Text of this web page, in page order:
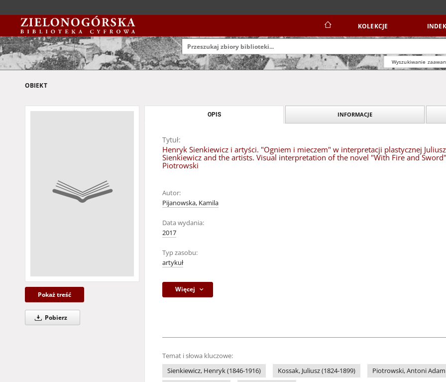
KOLEKCJE
Wyszukiwanie
OBIEKT
Pokaż treść
Pobierz
OPIS INFORMACJE
Tytuł:
Henryk Sienkiewicz i artyści. "Ogniem i mieczem" w interpretacji plastycznej
Sienkiewicz and the artists. Visual interpretation of the novel "With Fire and
Piotrowski
Autor:
Pijanowska, Kamila
Data wydania:
2017
Typ zasobu:
artykuł
Więcej
Temat i słowa kluczowe:
Sienkiewicz, Henryk (1846-1916)
Kossak, Juliusz (1824-1899) Piotrowski, Antoni Adam